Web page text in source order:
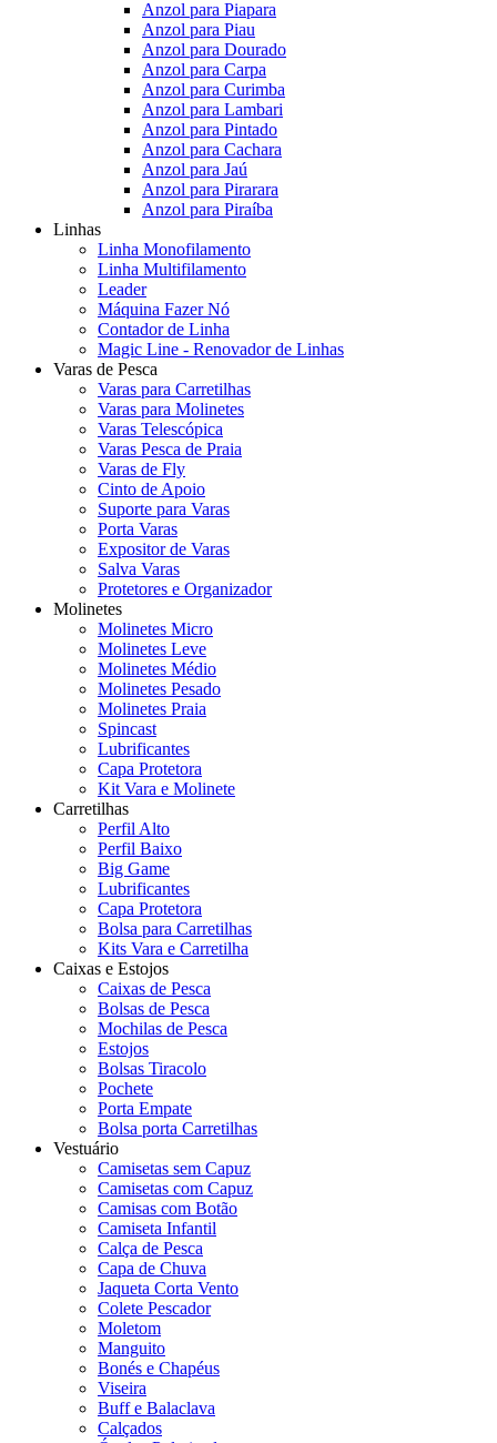
Anzol para Piapara
Anzol para Piau
Anzol para Dourado
Anzol para Carpa
Anzol para Curimba
Anzol para Lambari
Anzol para Pintado
Anzol para Cachara
Anzol para Jaú
Anzol para Pirarara
Anzol para Piraíba
Linhas
Linha Monofilamento
Linha Multifilamento
Leader
Máquina Fazer Nó
Contador de Linha
Magic Line - Renovador de Linhas
Varas de Pesca
Varas para Carretilhas
Varas para Molinetes
Varas Telescópica
Varas Pesca de Praia
Varas de Fly
Cinto de Apoio
Suporte para Varas
Porta Varas
Expositor de Varas
Salva Varas
Protetores e Organizador
Molinetes
Molinetes Micro
Molinetes Leve
Molinetes Médio
Molinetes Pesado
Molinetes Praia
Spincast
Lubrificantes
Capa Protetora
Kit Vara e Molinete
Carretilhas
Perfil Alto
Perfil Baixo
Big Game
Lubrificantes
Capa Protetora
Bolsa para Carretilhas
Kits Vara e Carretilha
Caixas e Estojos
Caixas de Pesca
Bolsas de Pesca
Mochilas de Pesca
Estojos
Bolsas Tiracolo
Pochete
Porta Empate
Bolsa porta Carretilhas
Vestuário
Camisetas sem Capuz
Camisetas com Capuz
Camisas com Botão
Camiseta Infantil
Calça de Pesca
Capa de Chuva
Jaqueta Corta Vento
Colete Pescador
Moletom
Manguito
Bonés e Chapéus
Viseira
Buff e Balaclava
Calçados